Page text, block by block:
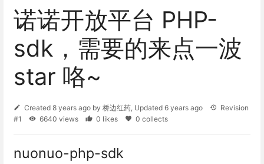
诺诺开放平台 PHP-
sdk，需要的来点一波
star 咯~
Created 8 years ago by 桥边红药, Updated 6 years ago
Revision
#1
6640 views 0 likes 0 collects
nuonuo-php-sdk